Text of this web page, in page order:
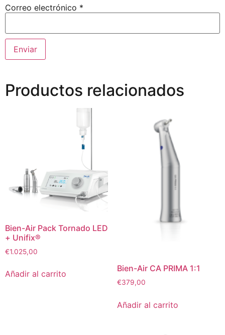
Correo electrónico *
Productos relacionados
Bien-Air Pack Tornado LED
+ Unifix®
€1.025,00
Añadir al carrito
Bien-Air CA PRIMA 1:1
€379,00
Añadir al carrito